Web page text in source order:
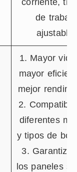
corriente,
de trabajo
ajustable)
1. Mayor
mayor
mejor
2.
diferentes
y tipos de
3. Garantiza
los paneles